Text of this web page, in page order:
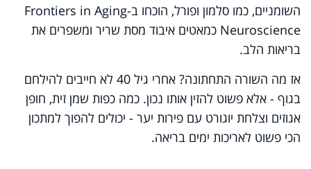
השומניים, כמו סלמון ופורל, הוכחו ב-Frontiers in Aging
Neuroscience כמאטים איבוד מסת שריר ומשפרים את
בריאות הלב.
אז מה השורה התחתונה? אחרי גיל 40 לא חייבים להילחם
בגוף - אלא פשוט להזין אותו נכון. כמה כפות שמן זית, חופן
אגוזים וצלחת יוגורט עם פירות יער - יכולים להפוך למתכון
הכי פשוט לאריכות ימים בריאה.